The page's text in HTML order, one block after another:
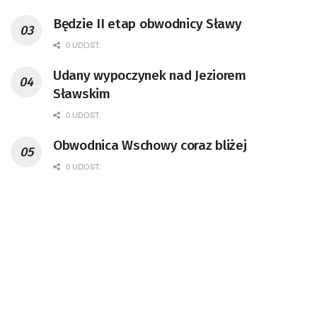
Będzie II etap obwodnicy Sławy
0 UDOST.
Udany wypoczynek nad Jeziorem
Sławskim
0 UDOST.
Obwodnica Wschowy coraz bliżej
0 UDOST.